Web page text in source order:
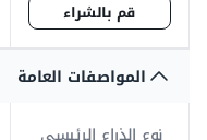
قم بالشراء
المواصفات العامة